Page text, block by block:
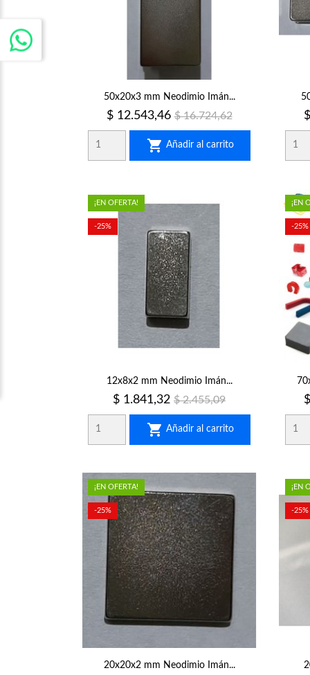
50x20x3 mm Neodimio Imán...
Precio
$ 12.543,46 Precio
regular
$ 16.724,62
 Añadir al carrito
12x8x2 mm Neodimio Imán...
Precio
$ 1.841,32 Precio
regular
$ 2.455,09
 Añadir al carrito
¡EN OFERTA!
-25%
¡EN
-25%
20x20x2 mm Neodimio Imán...
¡EN OFERTA!
-25%
¡EN
-25%